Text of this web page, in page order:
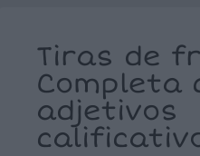
Tiras de
Completa
adjetivos